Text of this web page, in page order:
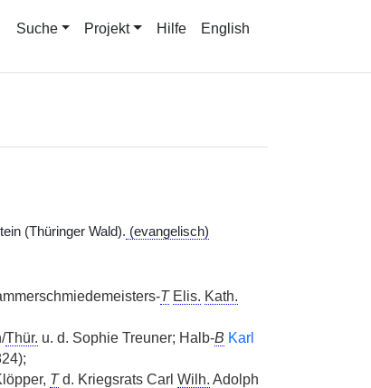
Suche Projekt Hilfe English
(Thüringer Wald). (evangelisch)
T Elis. Kath.
Thür. u. d. Sophie Treuner; Halb-B Karl
Td. Kriegsrats Carl Wilh. Adolph